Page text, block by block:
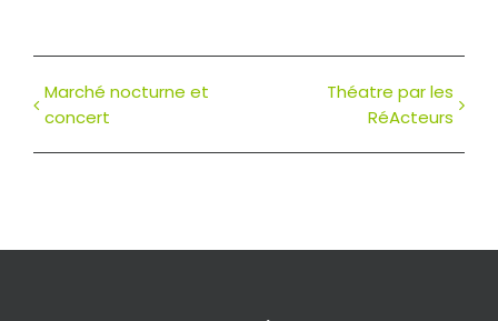
Marché nocturne et
concert
Théatre par les
RéActeurs